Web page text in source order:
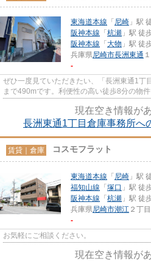
東海道本線 「 尼崎 」駅
阪神本線 「 杭瀬 」駅 徒
阪神本線 「 大物 」駅 徒
兵庫県尼崎市長洲東通
-
ぜひ一度見ていただきたい、「長洲東通1丁
まで490mです。利便性の高い徒歩8分の物
現在空き情報が
長洲東通1丁目倉庫事務所へ
賃貸｜倉庫 コスモフラット
東海道本線 「 尼崎 」駅
福知山線 「 塚口 」駅 徒
阪神本線 「 杭瀬 」駅 徒
兵庫県尼崎市潮江 ２丁
-
お気軽にご相談ください。
現在空き情報が